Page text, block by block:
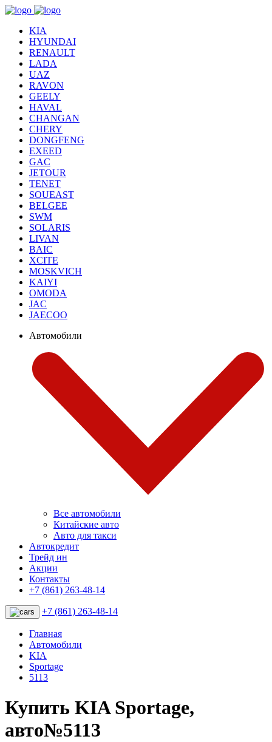
KIA
HYUNDAI
RENAULT
LADA
UAZ
RAVON
GEELY
HAVAL
CHANGAN
CHERY
DONGFENG
EXEED
GAC
JETOUR
TENET
SOUEAST
BELGEE
SWM
SOLARIS
LIVAN
BAIC
XCITE
MOSKVICH
KAIYI
OMODA
JAC
JAECOO
Автомобили
Все автомобили
Китайские авто
Авто для такси
Автокредит
Трейд ин
Акции
Контакты
+7 (861) 263-48-14
+7 (861) 263-48-14
Главная
Автомобили
KIA
Sportage
5113
Купить KIA Sportage,
авто№5113